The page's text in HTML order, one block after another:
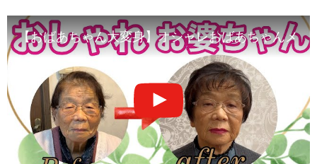
【おばあちゃん大変身】オシャレおばあちゃんメ